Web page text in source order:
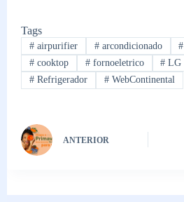
Tags
#airpurifier #arcondicionado #
#cooktop #fornoeletrico # LG
#Refrigerador #WebContinental
ANTERIOR